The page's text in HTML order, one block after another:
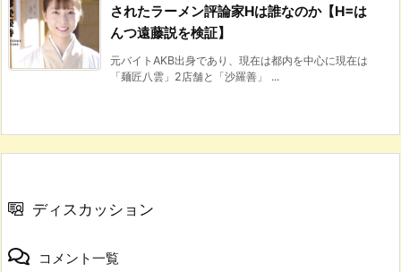
されたラーメン評論家Hは誰なのか【H=は
んつ遠藤説を検証】
元バイトAKB出身であり、現在は都内を中心に現在は
「麺匠八雲」2店舗と「沙羅善」 ...
ディスカッション
コメント一覧